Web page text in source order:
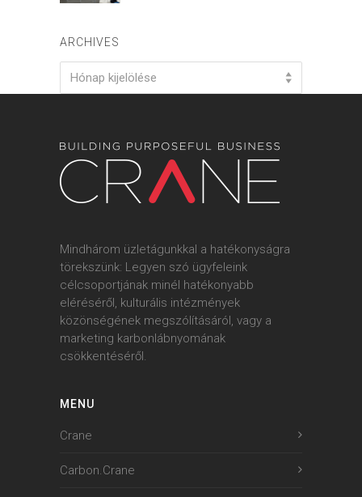
ARCHIVES
Archives
Hónap kijelölése
Mindhárom üzletágunkkal a hatékonyságra
törekszünk: Legyen szó ügyfeleink
célcsoportjának minél hatékonyabb
eléréséről, kulturális intézmények
közönségének megszólításáról, vagy a
marketing karbonlábnyomának
csökkentéséről.
MENU
Crane
Carbon.Crane